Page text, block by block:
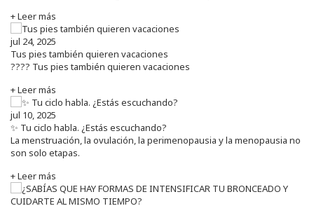
+ Leer más
jul 24, 2025
Tus pies también quieren vacaciones
???? Tus pies también quieren vacaciones
+ Leer más
jul 10, 2025
✨ Tu ciclo habla. ¿Estás escuchando?
La menstruación, la ovulación, la perimenopausia y la menopausia no
son solo etapas.
+ Leer más